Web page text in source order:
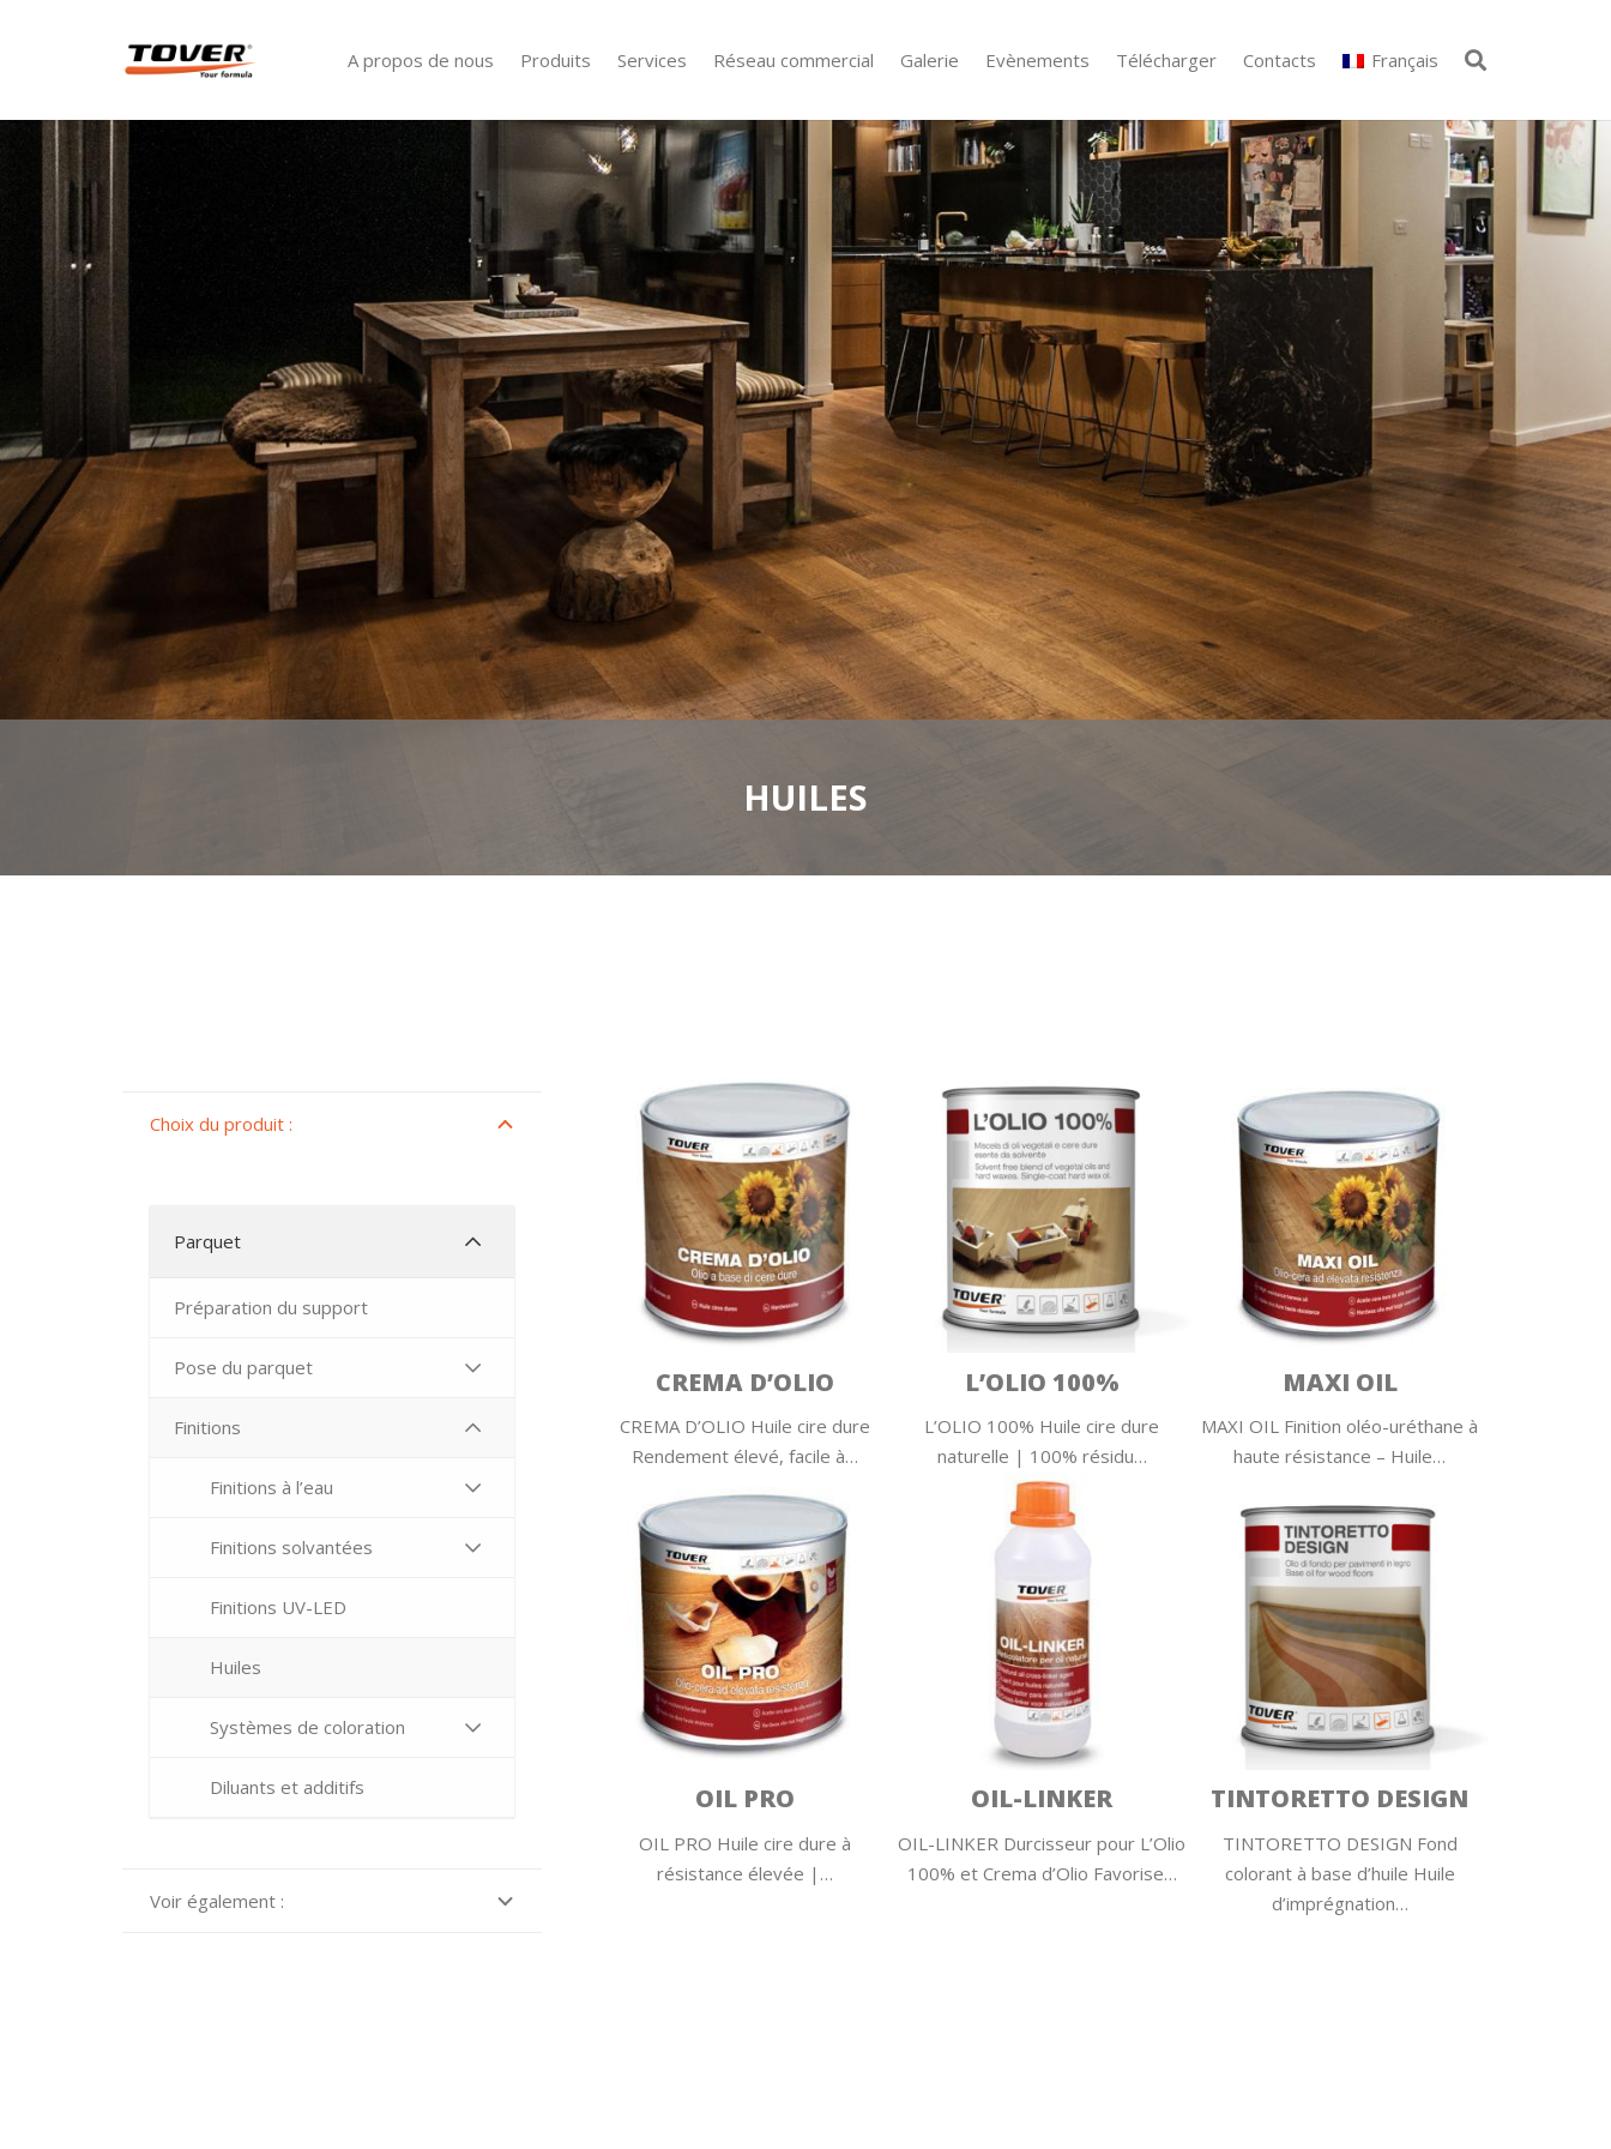
A propos de nous Produits Services Réseau commercial Galerie Evènements Télécharger Contacts Français
HUILES
Choix du produit :
Parquet
Préparation du support
Pose du parquet
Finitions
Finitions à l’eau
Finitions solvantées
Finitions UV-LED
Huiles
Systèmes de coloration
Diluants et additifs
Voir également :
CREMA D’OLIO
CREMA D’OLIO Huile cire dure
Rendement élevé, facile à…
L’OLIO 100%
L’OLIO 100% Huile cire dure
naturelle | 100% résidu…
MAXI OIL
MAXI OIL Finition oléo-uréthane à
haute résistance – Huile…
OIL PRO
OIL PRO Huile cire dure à
résistance élevée |…
OIL-LINKER
OIL-LINKER Durcisseur pour L’Olio
100% et Crema d’Olio Favorise…
TINTORETTO DESIGN
TINTORETTO DESIGN Fond
colorant à base d’huile Huile
d’imprégnation…